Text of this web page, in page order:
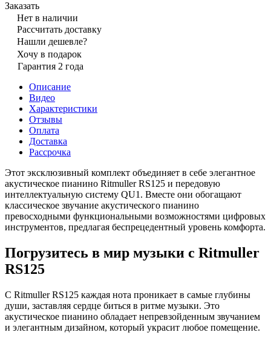
Заказать
Нет в наличии
Рассчитать доставку
Нашли дешевле?
Хочу в подарок
Гарантия 2 года
Описание
Видео
Характеристики
Отзывы
Оплата
Доставка
Рассрочка
Этот эксклюзивный комплект объединяет в себе элегантное
акустическое пианино Ritmuller RS125 и передовую
интеллектуальную систему QU1. Вместе они обогащают
классическое звучание акустического пианино
превосходными функциональными возможностями цифровых
инструментов, предлагая беспрецедентный уровень комфорта.
Погрузитесь в мир музыки с Ritmuller
RS125
С Ritmuller RS125 каждая нота проникает в самые глубины
души, заставляя сердце биться в ритме музыки. Это
акустическое пианино обладает непревзойденным звучанием
и элегантным дизайном, который украсит любое помещение.